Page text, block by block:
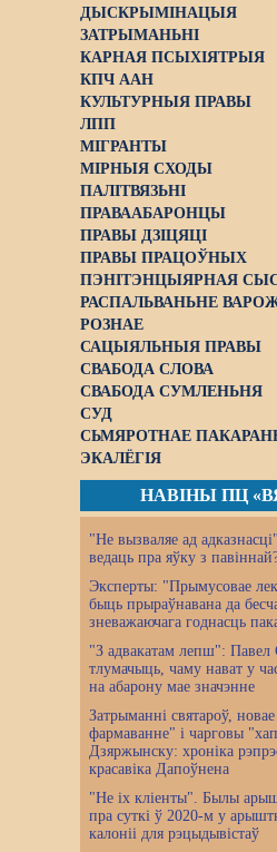
ДЫСКРЫМІНАЦЫЯ
ЗАТРЫМАНЬНІ
КАРНАЯ ПСЫХІЯТРЫЯ
КПЧ ААН
КУЛЬТУРНЫЯ ПРАВЫ
ЛПП
МІГРАНТЫ
МІРНЫЯ СХОДЫ
ПАЛІТВЯЗЬНІ
ПРАВААБАРОНЦЫ
ПРАВЫ ДЗІЦЯЦІ
ПРАВЫ ПРАЦОЎНЫХ
ПЭНІТЭНЦЫЯРНАЯ
РАСПАЛЬВАНЬНЕ
РОЗНАЕ
САЦЫЯЛЬНЫЯ ПРАВЫ
СВАБОДА СЛОВА
СВАБОДА СУМЛЕНЬНЯ
СУД
СЬМЯРОТНАЕ
ЭКАЛЁГІЯ
НАВІНЫ ПЦ
"Не вызваляе ад
ведаць пра яўку з
Эксперты: "Прымусовае
быць прыраўнавана да
зневажаючага годнасць
"З адвакатам лепш": Павел
тлумачыць, чаму нават у
на абарону мае значэнне
Затрыманні святароў,
фармаванне" і чарговы
Дзяржынску: хроніка
красавіка Дапоўнена
"Не іх кліенты". Былы
пра суткі ў 2020-м у
калоніі для рэцыдывістаў